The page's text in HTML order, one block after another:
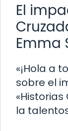
El
Emma
«¡Hola a
sobre el
la